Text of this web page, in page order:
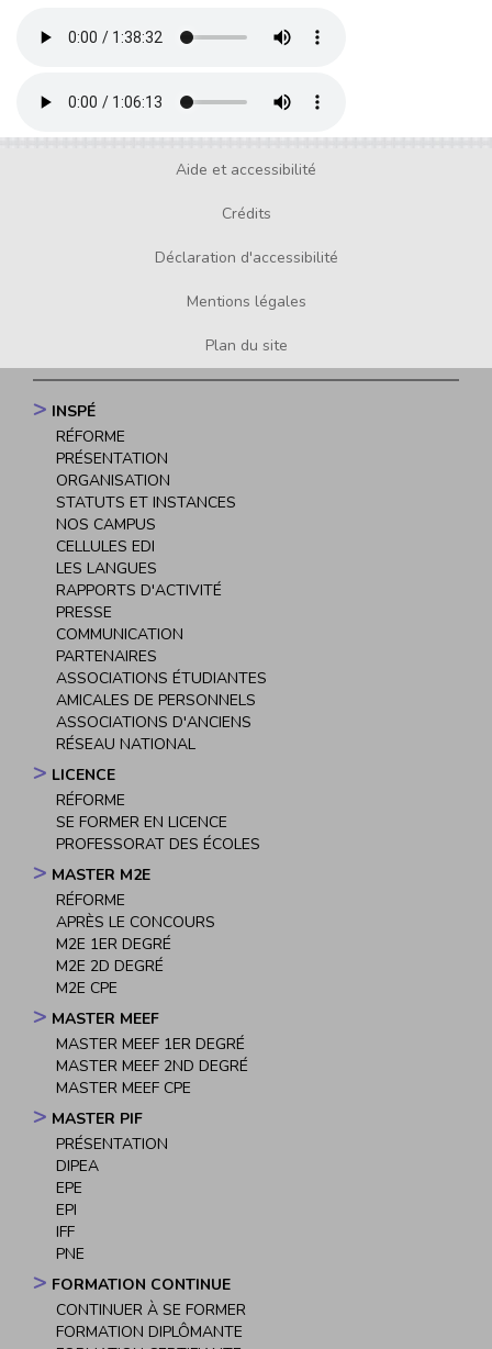
Aide et accessibilité
Crédits
Déclaration d'accessibilité
Mentions légales
Plan du site
Navigation
principale
INSPÉ
RÉFORME
PRÉSENTATION
ORGANISATION
STATUTS ET INSTANCES
NOS CAMPUS
CELLULES EDI
LES LANGUES
RAPPORTS D'ACTIVITÉ
PRESSE
COMMUNICATION
PARTENAIRES
ASSOCIATIONS ÉTUDIANTES
AMICALES DE PERSONNELS
ASSOCIATIONS D'ANCIENS
RÉSEAU NATIONAL
LICENCE
RÉFORME
SE FORMER EN LICENCE
PROFESSORAT DES ÉCOLES
MASTER M2E
RÉFORME
APRÈS LE CONCOURS
M2E 1ER DEGRÉ
M2E 2D DEGRÉ
M2E CPE
MASTER MEEF
MASTER MEEF 1ER DEGRÉ
MASTER MEEF 2ND DEGRÉ
MASTER MEEF CPE
MASTER PIF
PRÉSENTATION
DIPEA
EPE
EPI
IFF
PNE
FORMATION CONTINUE
CONTINUER À SE FORMER
FORMATION DIPLÔMANTE